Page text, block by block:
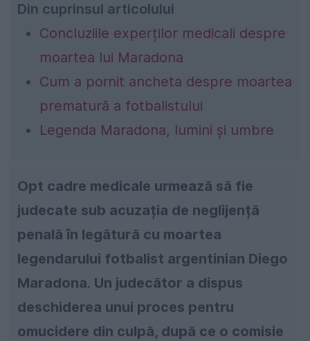
Din cuprinsul articolului
Concluziile experților medicali despre
moartea lui Maradona
Cum a pornit ancheta despre moartea
prematură a fotbalistului
Legenda Maradona, lumini și umbre
Opt cadre medicale urmează să fie
judecate sub acuzația de neglijență
penală în legătură cu moartea
legendarului fotbalist argentinian Diego
Maradona. Un judecător a dispus
deschiderea unui proces pentru
omucidere din culpă, după ce o comisie